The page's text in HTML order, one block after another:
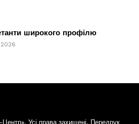
широкого профілю
Центр». Усі права захищені. Передрук